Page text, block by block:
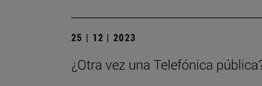
25 | 12 | 2023
¿Otra vez una Telefónica